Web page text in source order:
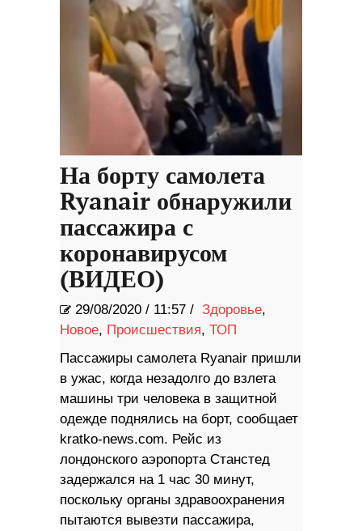
На борту самолета
Ryanair обнаружили
пассажира с
коронавирусом
(ВИДЕО)
29/08/2020 / 11:57 / Здоровье,
Новое, Происшествия, ТОП
Пассажиры самолета Ryanair пришли
в ужас, когда незадолго до взлета
машины три человека в защитной
одежде поднялись на борт, сообщает
kratko-news.com. Рейс из
лондонского аэропорта Станстед
задержался на 1 час 30 минут,
поскольку органы здравоохранения
пытаются вывезти пассажира,